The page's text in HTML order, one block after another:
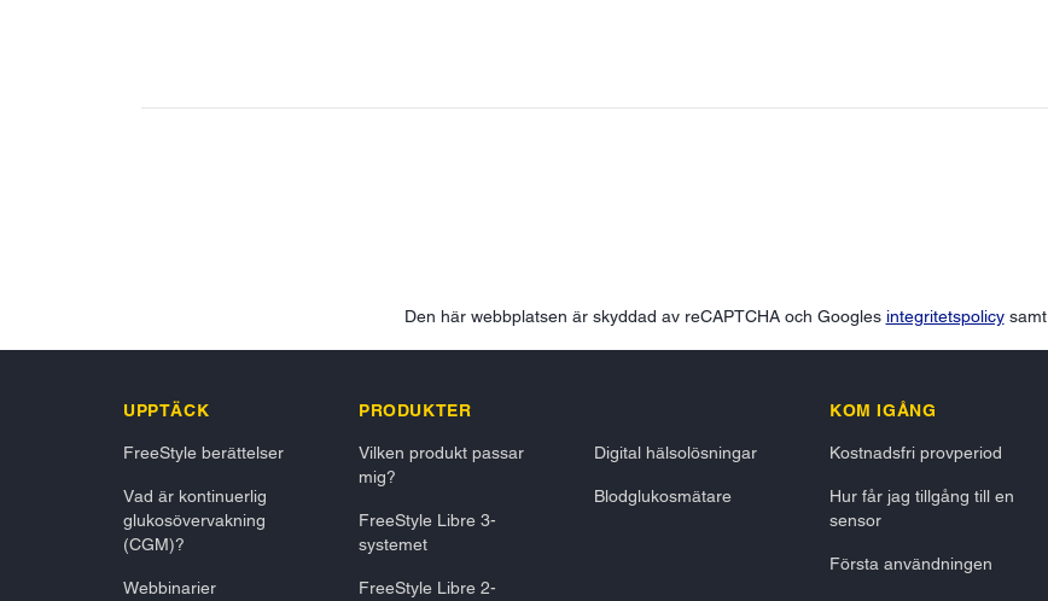
Den här webbplatsen är skyddad av reCAPTCHA och Googles integritetspolicysamt
UPPTÄCK
FreeStyle berättelser
Vad är kontinuerlig
glukosövervakning
(CGM)?
Webbinarier
PRODUKTER
Vilken produkt passar
mig?
FreeStyle Libre 3-
systemet
FreeStyle Libre 2-
Digital hälsolösningar
Blodglukosmätare
KOM IGÅNG
Kostnadsfri provperiod
Hur får jag tillgång till en
sensor
Första användningen